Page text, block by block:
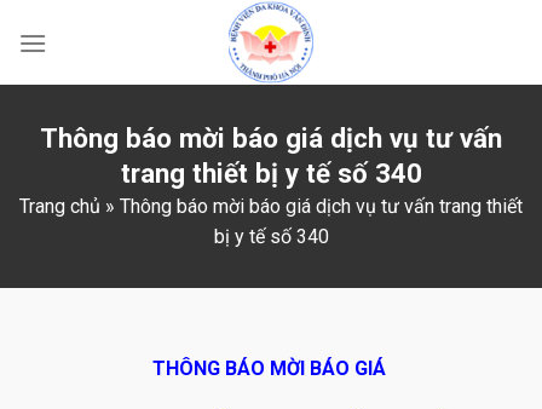
Thông báo mời báo giá dịch vụ tư vấn
trang thiết bị y tế số 340
Trang chủ » Thông báo mời báo giá dịch vụ tư vấn trang thiết
bị y tế số 340
THÔNG BÁO MỜI BÁO GIÁ